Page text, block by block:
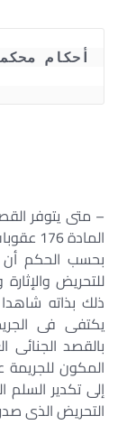
– متى يتوفر
المادة 176 عقوبات.
بحسب الحكم أن
للتحريض
ذلك بذاته
بالقصد الجنائى
المكون
إلى تكدير
التحريض الذى